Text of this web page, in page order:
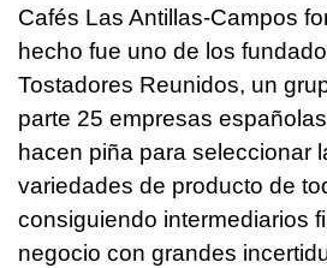
Cafés Las Antillas-Campos
hecho fue uno de los
Tostadores Reunidos, un
parte 25 empresas
hacen piña para seleccionar
variedades de producto de
consiguiendo intermediarios
negocio con grandes